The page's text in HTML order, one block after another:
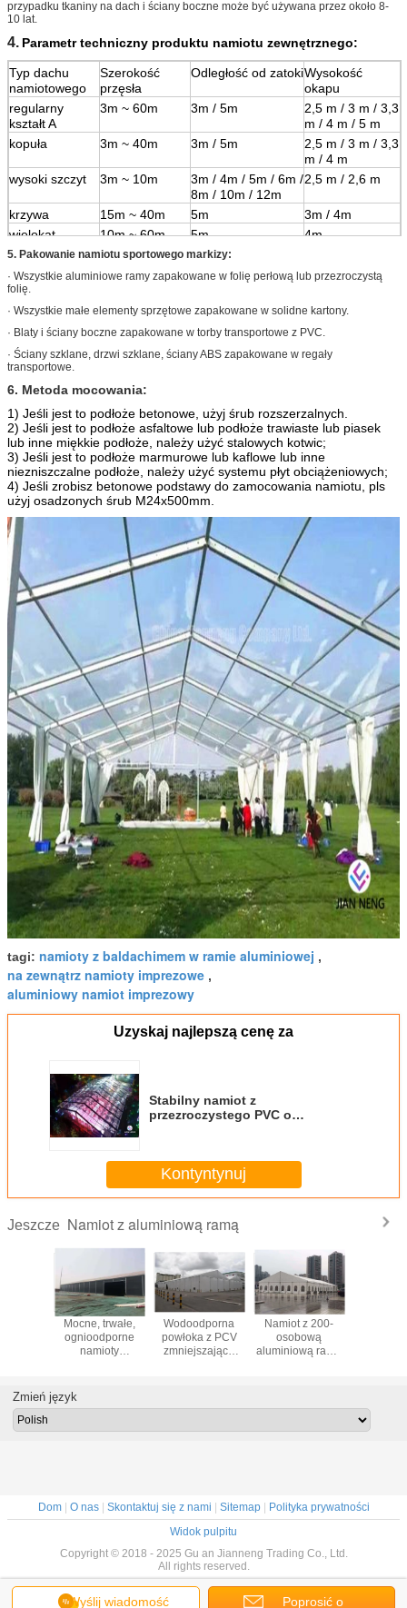
przypadku tkaniny na dach i ściany boczne może być używana przez około 8-
10 lat.
4. Parametr techniczny produktu namiotu zewnętrznego:
Typ dachu
namiotowego
Szerokość
przęsła
Odległość od zatokiWysokość
okapu
regularny
kształt A
3m ~ 60m 3m / 5m
2,5 m / 3 m / 3,3
m / 4 m / 5 m
kopuła
3m ~ 40m 3m / 5m
2,5 m / 3 m / 3,3
m / 4 m
wysoki szczyt
3m ~ 10m
3m / 4m / 5m / 6m /
8m / 10m / 12m
2,5 m / 2,6 m
krzywa 15m ~ 40m 5m
3m / 4m
wielokąt
10m ~ 60m 5m
4m
sześcian
10m ~ 30m 5m
5. Pakowanie namiotu sportowego markizy:
· Wszystkie aluminiowe ramy zapakowane w folię perłową lub przezroczystą
folię.
· Wszystkie małe elementy sprzętowe zapakowane w solidne kartony.
· Blaty i ściany boczne zapakowane w torby transportowe z PVC.
· Ściany szklane, drzwi szklane, ściany ABS zapakowane w regały
transportowe.
6. Metoda mocowania:
1) Jeśli jest to podłoże betonowe, użyj śrub rozszerzalnych.
2) Jeśli jest to podłoże asfaltowe lub podłoże trawiaste lub piasek
lub inne miękkie podłoże, należy użyć stalowych kotwic;
3) Jeśli jest to podłoże marmurowe lub kaflowe lub inne
niezniszczalne podłoże, należy użyć systemu płyt obciążeniowych;
4) Jeśli zrobisz betonowe podstawy do zamocowania namiotu, pls
użyj osadzonych śrub M24x500mm.
tagi: namioty z baldachimem w ramie aluminiowej ,
na zewnątrz namioty imprezowe ,
aluminiowy namiot imprezowy
Uzyskaj najlepszą cenę za
Stabilny namiot z
przezroczystego PVC o
stopniu bezpieczeństwa do
uprawiania sportu
Kontyntynuj
Jeszcze Namiot z aluminiową ramą
o
Mocne, trwałe,
ognioodporne
namioty
przemysłowy z
czarną
Wodoodporna
powłoka z PCV
zmniejszająca
przechowywania
Namiot z 200-
osobową
aluminiową ramą
wydarzenie
na
Wyślij wiadomość Poprosić o
Zmień język
Dom| O nas| Skontaktuj się z nami | Sitemap| Polityka prywatności
Widok pulpitu
Copyright © 2018 - 2025 Gu an Jianneng Trading Co., Ltd.
All rights reserved.